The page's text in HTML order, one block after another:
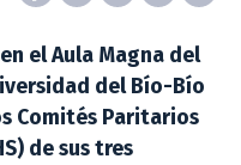
el Aula Magna del
del Bío-Bío
Comités Paritarios
de sus tres